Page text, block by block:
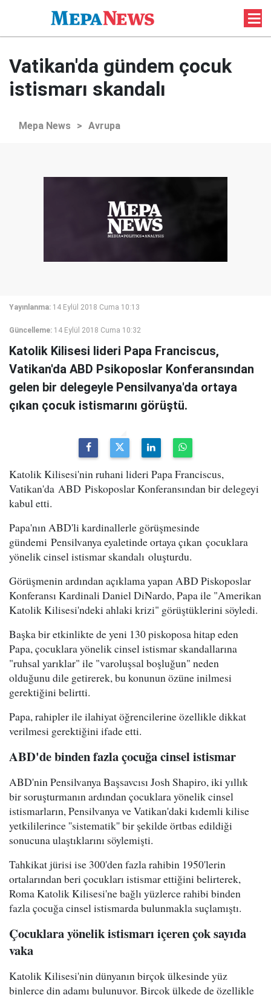
Vatikan'da gündem çocuk
istismarı skandalı
Mepa News > Avrupa
Yayınlanma: 14 Eylül 2018 Cuma 10:13
Güncelleme: 14 Eylül 2018 Cuma 10:32
Katolik Kilisesi lideri Papa Franciscus,
Vatikan'da ABD Psikoposlar Konferansından
gelen bir delegeyle Pensilvanya'da ortaya
çıkan çocuk istismarını görüştü.
Katolik Kilisesi'nin ruhani lideri Papa Franciscus,
Vatikan'da ABD Piskoposlar Konferansından bir delegeyi
kabul etti.
Papa'nın ABD'li kardinallerle görüşmesinde
gündemi Pensilvanya eyaletinde ortaya çıkan çocuklara
yönelik cinsel istismar skandalı oluşturdu.
Görüşmenin ardından açıklama yapan ABD Piskoposlar
Konferansı Kardinali Daniel DiNardo, Papa ile "Amerikan
Katolik Kilisesi'ndeki ahlaki krizi" görüştüklerini söyledi.
Başka bir etkinlikte de yeni 130 piskoposa hitap eden
Papa, çocuklara yönelik cinsel istismar skandallarına
"ruhsal yarıklar" ile "varoluşsal boşluğun" neden
olduğunu dile getirerek, bu konunun özüne inilmesi
gerektiğini belirtti.
Papa, rahipler ile ilahiyat öğrencilerine özellikle dikkat
verilmesi gerektiğini ifade etti.
ABD'de binden fazla çocuğa cinsel istismar
ABD'nin Pensilvanya Başsavcısı Josh Shapiro, iki yıllık
bir soruşturmanın ardından çocuklara yönelik cinsel
istismarların, Pensilvanya ve Vatikan'daki kıdemli kilise
yetkililerince ''sistematik'' bir şekilde örtbas edildiği
sonucuna ulaştıklarını söylemişti.
Tahkikat jürisi ise 300'den fazla rahibin 1950'lerin
ortalarından beri çocukları istismar ettiğini belirterek,
Roma Katolik Kilisesi'ne bağlı yüzlerce rahibi binden
fazla çocuğa cinsel istismarda bulunmakla suçlamıştı.
Çocuklara yönelik istismarı içeren çok sayıda
vaka
Katolik Kilisesi'nin dünyanın birçok ülkesinde yüz
binlerce din adamı bulunuyor. Birçok ülkede de özellikle